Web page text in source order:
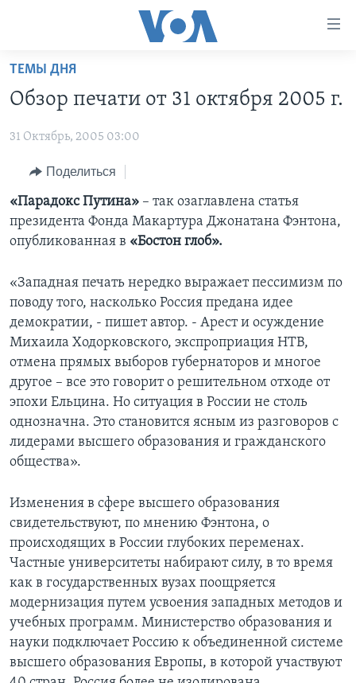
Перейти
основной
Перейти
навигации
Перейти
ГЛАВНОЕ
ПРОГРАММЫ
АМЕРИКА
НОВОСТИ ЗА МИНУТУ
ИТОГИ
ПОЧЕМУ ЭТО ВАЖНО?
ДЕТАЛИ
НЬЮ-ЙОРК NEW YORK
АМЕРИКА. БОЛЬШОЕ ПУТЕШЕСТВИЕ
ПРОЕКТЫ
УЧИМ АНГЛИЙСКИЙ
НАША АМЕРИКАНСКАЯ ИСТОРИЯ
А КАК В АМЕРИКЕ?
АМЕРИКАНСКИЕ ГОРОДКИ
ТЕСТЫ
ЭКСПЕРТИЗА
ИНТЕРВЬЮ
ФАКТЫ ПРОТИВ ФЕЙКОВ
УЧИМ АНГЛИЙСКИЙ
ВИДЕО
ПОДПИСКА НА НОВОСТИ
Learning English
СОЦИАЛЬНЫЕ СЕТИ
Языки
ТЕМЫ ДНЯ
Обзор печати от 31 октября 2005 г.
31 Октябрь, 2005 03:00
Поделиться
«Парадокс Путина» – так озаглавлена статья
президента Фонда Макартура Джонатана Фэнтона,
опубликованная в «Бостон глоб».
«Западная печать нередко выражает пессимизм по
поводу того, насколько Россия предана идее
демократии, - пишет автор. - Арест и осуждение
Михаила Ходорковского, экспроприация НТВ,
отмена прямых выборов губернаторов и многое
другое – все это говорит о решительном отходе от
эпохи Ельцина. Но ситуация в России не столь
однозначна. Это становится ясным из разговоров с
лидерами высшего образования и гражданского
общества».
Изменения в сфере высшего образования
свидетельствуют, по мнению Фэнтона, о
происходящих в России глубоких переменах.
Частные университеты набирают силу, в то время
как в государственных вузах поощряется
модернизация путем усвоения западных методов и
учебных программ. Министерство образования и
науки подключает Россию к объединенной системе
высшего образования Европы, в которой участвуют